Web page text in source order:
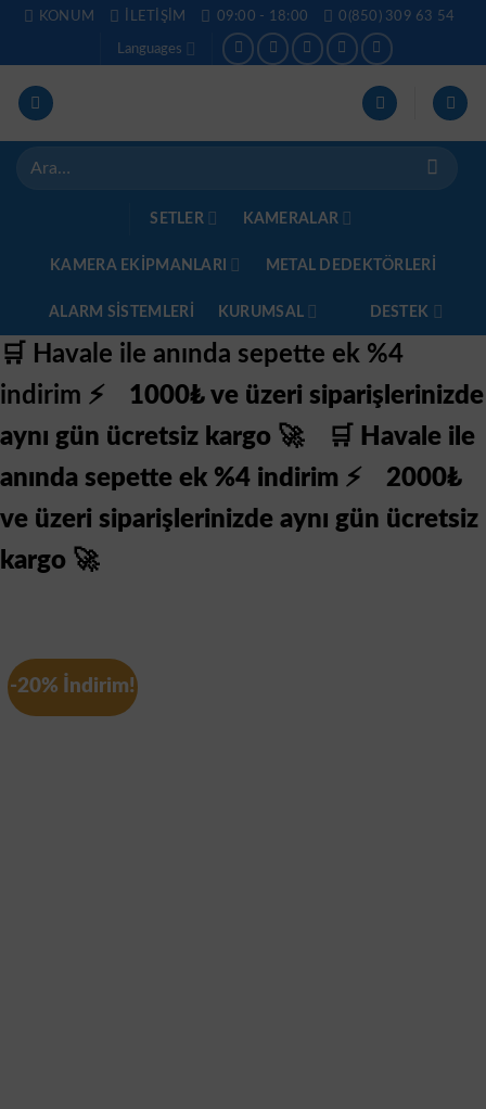
İçeriğeKONUM İLETIŞIM 09:00 - 18:00 0(850) 309 63 54
Languages
Ara:
SETLER KAMERALAR
KAMERA EKİPMANLARI METAL DEDEKTÖRLERI
ALARM SISTEMLERI KURUMSAL DESTEK
🛒 Havale ile anında sepette ek %4
indirim ⚡
1000₺ ve üzeri siparişlerinizde
aynı gün ücretsiz kargo 🚀
🛒 Havale ile
anında sepette ek %4 indirim ⚡
2000₺
ve üzeri siparişlerinizde aynı gün ücretsiz
kargo 🚀
-20% İndirim!